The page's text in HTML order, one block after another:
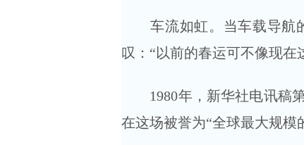
车流如虹。当车载导航的
叹：“以前的春运可不像现在
1980年，新华社电讯稿第
在这场被誉为“全球最大规模